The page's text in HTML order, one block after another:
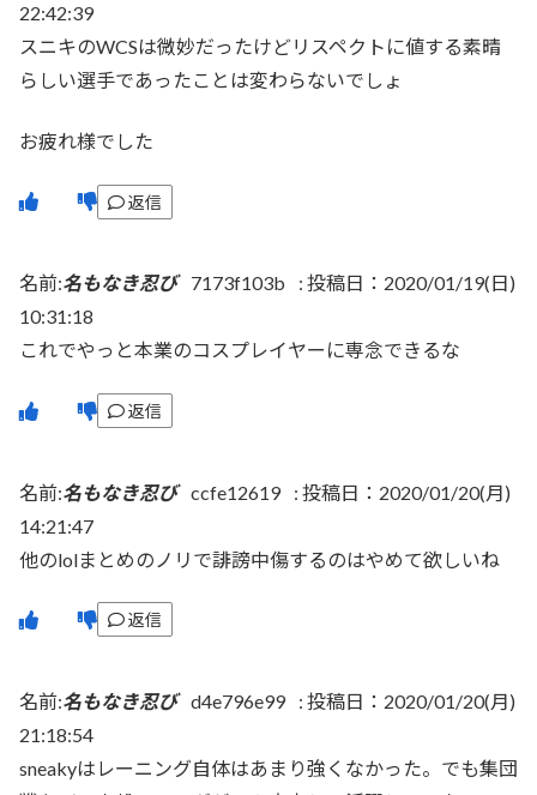
22:42:39
スニキのWCSは微妙だったけどリスペクトに値する素晴
らしい選手であったことは変わらないでしょ
お疲れ様でした
返信
名前:名もなき忍び 7173f103b : 投稿日：2020/01/19(日)
10:31:18
これでやっと本業のコスプレイヤーに専念できるな
返信
名前:名もなき忍び ccfe12619 : 投稿日：2020/01/20(月)
14:21:47
他のlolまとめのノリで誹謗中傷するのはやめて欲しいね
返信
名前:名もなき忍び d4e796e99 : 投稿日：2020/01/20(月)
21:18:54
sneakyはレーニング自体はあまり強くなかった。でも集団